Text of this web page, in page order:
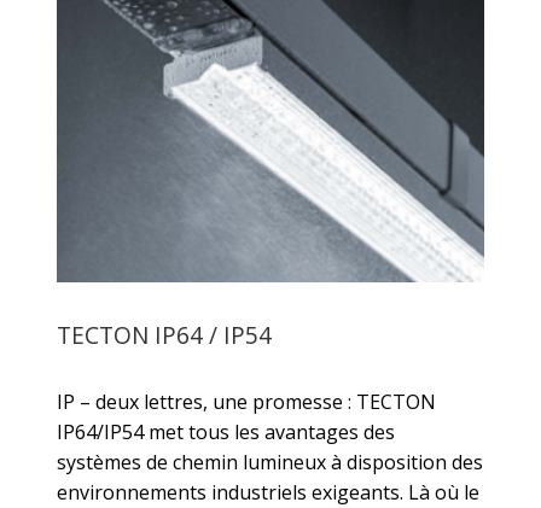
TECTON IP64 / IP54
IP – deux lettres, une promesse : TECTON
IP64/IP54 met tous les avantages des
systèmes de chemin lumineux à disposition des
environnements industriels exigeants. Là où le